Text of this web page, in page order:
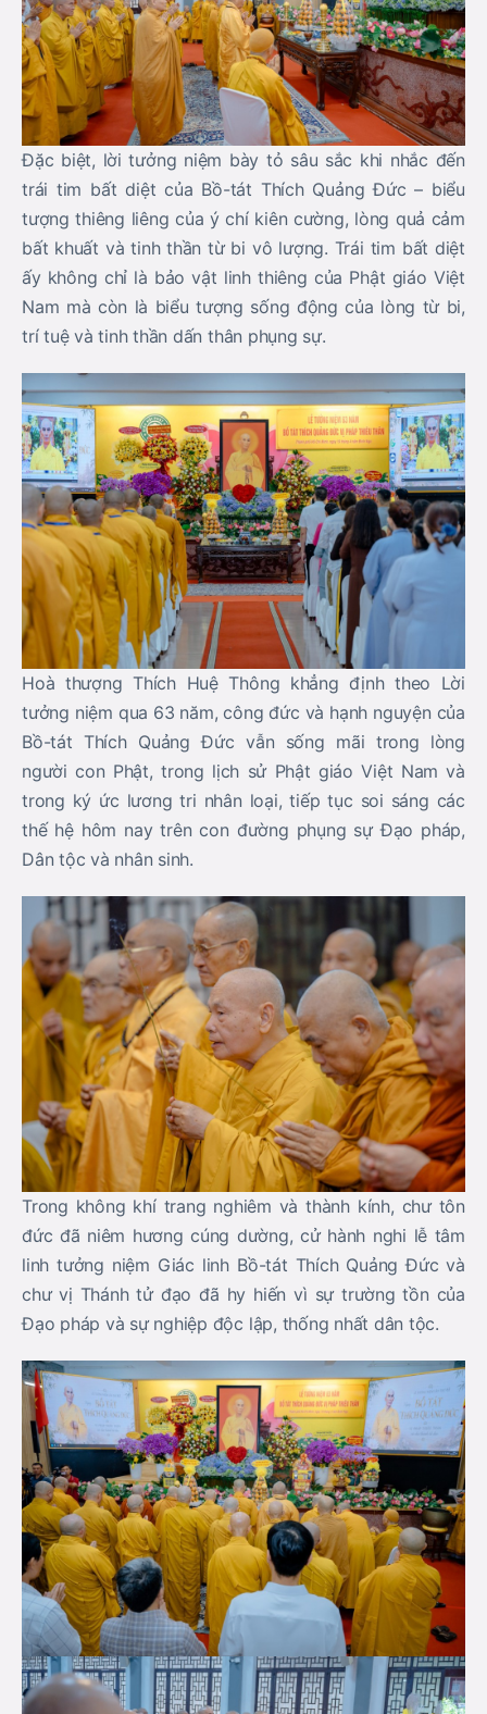
Đặc biệt, lời tưởng niệm bày tỏ sâu sắc khi nhắc đến
trái tim bất diệt của Bồ-tát Thích Quảng Đức – biểu
tượng thiêng liêng của ý chí kiên cường, lòng quả cảm
bất khuất và tinh thần từ bi vô lượng. Trái tim bất diệt
ấy không chỉ là bảo vật linh thiêng của Phật giáo Việt
Nam mà còn là biểu tượng sống động của lòng từ bi,
trí tuệ và tinh thần dấn thân phụng sự.
Hoà thượng Thích Huệ Thông khẳng định theo Lời
tưởng niệm qua 63 năm, công đức và hạnh nguyện của
Bồ-tát Thích Quảng Đức vẫn sống mãi trong lòng
người con Phật, trong lịch sử Phật giáo Việt Nam và
trong ký ức lương tri nhân loại, tiếp tục soi sáng các
thế hệ hôm nay trên con đường phụng sự Đạo pháp,
Dân tộc và nhân sinh.
Trong không khí trang nghiêm và thành kính, chư tôn
đức đã niêm hương cúng dường, cử hành nghi lễ tâm
linh tưởng niệm Giác linh Bồ-tát Thích Quảng Đức và
chư vị Thánh tử đạo đã hy hiến vì sự trường tồn của
Đạo pháp và sự nghiệp độc lập, thống nhất dân tộc.